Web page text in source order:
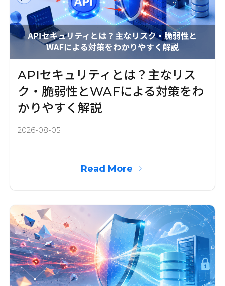
APIセキュリティとは？主なリス
ク・脆弱性とWAFによる対策をわ
かりやすく解説
2026-08-05
Read More